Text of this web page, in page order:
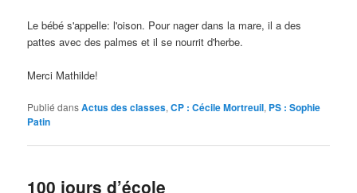
Le bébé s'appelle: l'oison. Pour nager dans la mare, il a des
pattes avec des palmes et il se nourrit d'herbe.
Merci Mathilde!
Publié dansActus des classes,CP : Cécile Mortreuil, PS : Sophie
Patin
100 jours d’école